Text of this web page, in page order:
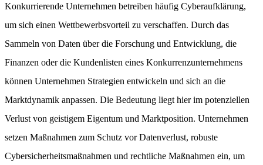
Konkurrierende Unternehmen betreiben häufig Cyberaufklärung,
um sich einen Wettbewerbsvorteil zu verschaffen. Durch das
Sammeln von Daten über die Forschung und Entwicklung, die
Finanzen oder die Kundenlisten eines Konkurrenzunternehmens
können Unternehmen Strategien entwickeln und sich an die
Marktdynamik anpassen. Die Bedeutung liegt hier im potenziellen
Verlust von geistigem Eigentum und Marktposition. Unternehmen
setzen Maßnahmen zum Schutz vor Datenverlust, robuste
Cybersicherheitsmaßnahmen und rechtliche Maßnahmen ein, um